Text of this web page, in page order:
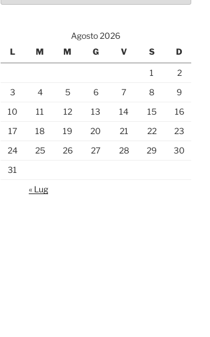
Agosto 2026
L
M M G V S D
1
2
3
4 5 6 7 8
9
10
11 12 13 14 15
16
17
18 19 20 21 22
23
24
25 26 27 28 29
30
31
« Lug